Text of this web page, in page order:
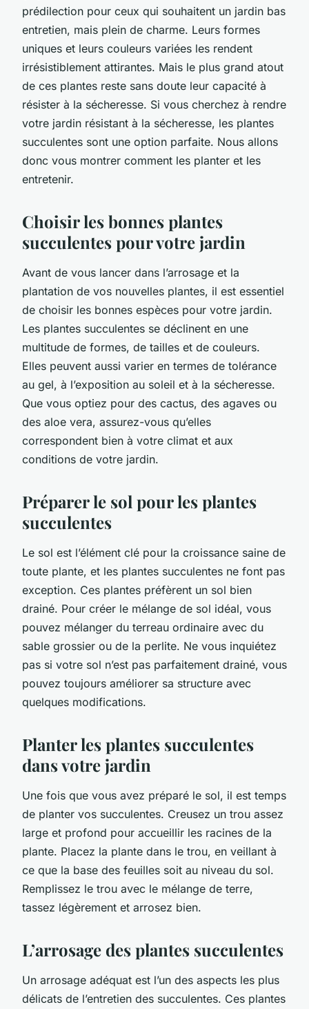
prédilection pour ceux qui souhaitent un jardin bas
entretien, mais plein de charme. Leurs formes
uniques et leurs couleurs variées les rendent
irrésistiblement attirantes. Mais le plus grand atout
de ces plantes reste sans doute leur capacité à
résister à la sécheresse. Si vous cherchez à rendre
votre jardin résistant à la sécheresse, les plantes
succulentes sont une option parfaite. Nous allons
donc vous montrer comment les planter et les
entretenir.
Choisir les bonnes plantes
succulentes pour votre jardin
Avant de vous lancer dans l’arrosage et la
plantation de vos nouvelles plantes, il est essentiel
de choisir les bonnes espèces pour votre jardin.
Les plantes succulentes se déclinent en une
multitude de formes, de tailles et de couleurs.
Elles peuvent aussi varier en termes de tolérance
au gel, à l’exposition au soleil et à la sécheresse.
Que vous optiez pour des cactus, des agaves ou
des aloe vera, assurez-vous qu’elles
correspondent bien à votre climat et aux
conditions de votre jardin.
Préparer le sol pour les plantes
succulentes
Le sol est l’élément clé pour la croissance saine de
toute plante, et les plantes succulentes ne font pas
exception. Ces plantes préfèrent un sol bien
drainé. Pour créer le mélange de sol idéal, vous
pouvez mélanger du terreau ordinaire avec du
sable grossier ou de la perlite. Ne vous inquiétez
pas si votre sol n’est pas parfaitement drainé, vous
pouvez toujours améliorer sa structure avec
quelques modifications.
Planter les plantes succulentes
dans votre jardin
Une fois que vous avez préparé le sol, il est temps
de planter vos succulentes. Creusez un trou assez
large et profond pour accueillir les racines de la
plante. Placez la plante dans le trou, en veillant à
ce que la base des feuilles soit au niveau du sol.
Remplissez le trou avec le mélange de terre,
tassez légèrement et arrosez bien.
L’arrosage des plantes succulentes
Un arrosage adéquat est l’un des aspects les plus
délicats de l’entretien des succulentes. Ces plantes